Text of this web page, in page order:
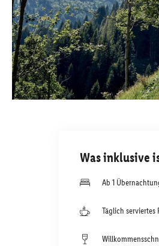
Was inklusive
Ab 1
Täglich serviertes